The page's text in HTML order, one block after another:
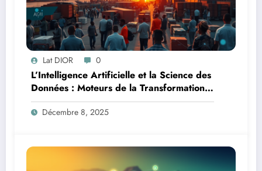
Lat DIOR 0
L’Intelligence Artificielle et la Science des
Données : Moteurs de la Transformation
Logistique et Infrastructures en Afrique
Décembre 8, 2025